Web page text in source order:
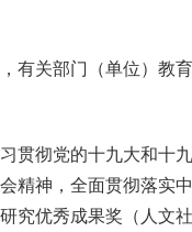
有关部门（单位）教
彻党的十九大和十
精神，全面贯彻落实
究优秀成果奖（人文